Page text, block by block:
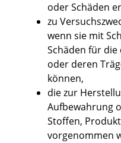
oder Schäden
zu
wenn sie mit
Schäden für
oder deren
können,
die zur
Aufbewahrung
Stoffen,
vorgenommen